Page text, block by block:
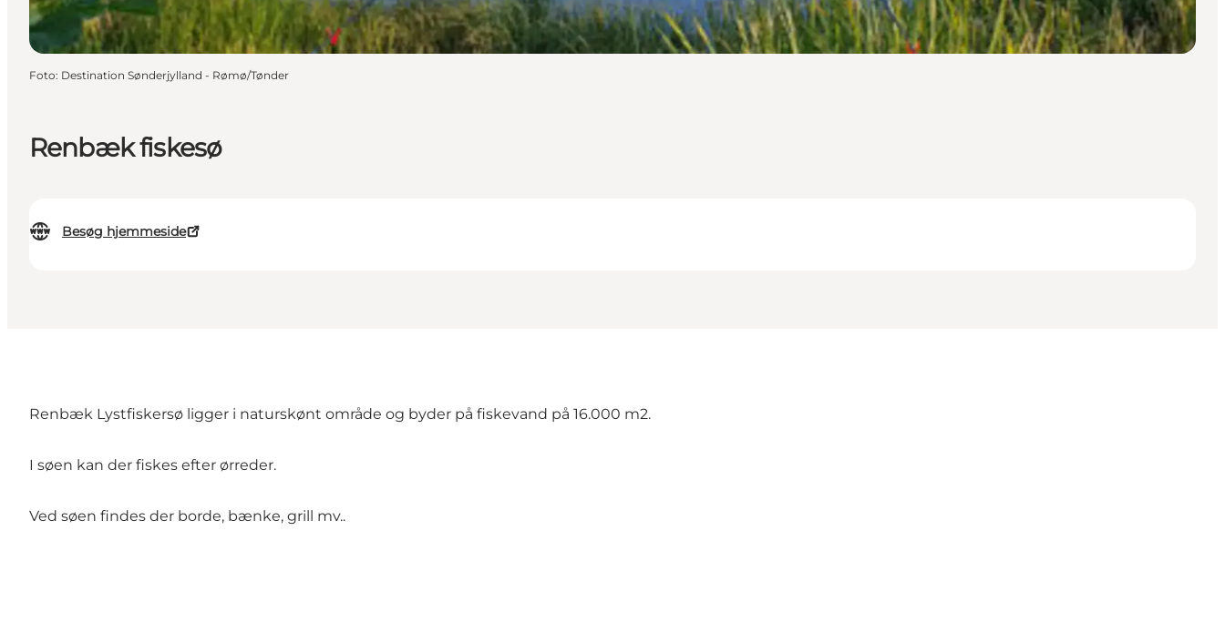
Renbæk fiskesø
Besøg hjemmeside
Foto: Destination Sønderjylland - Rømø/Tønder
Renbæk Lystfiskersø ligger i naturskønt område og byder på fiskevand på 16.000 m2.
I søen kan der fiskes efter ørreder.
Ved søen findes der borde, bænke, grill mv..